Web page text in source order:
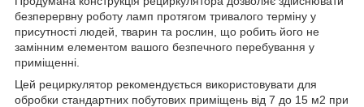
безперервну роботу ламп протягом тривалого терміну у
присутності людей, тварин та рослин, що робить його не
замінним елементом вашого безпечного перебування у
приміщенні.
Цей рециркулятор рекомендується використовувати для
обробки стандартних побутових приміщень від 7 до 15 м2 при